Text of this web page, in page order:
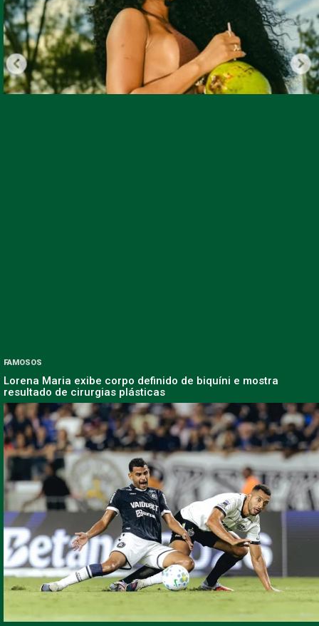
FAMOSOS
Lorena Maria exibe corpo definido de biquíni e mostra
resultado de cirurgias plásticas